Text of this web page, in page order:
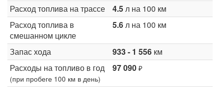
Расход топлива на трассе 4.5л на 100 км
Расход топлива в
смешанном цикле
5.6л на 100 км
Запас хода 933 - 1 556 км
Расходы на топливо в год
(при пробеге 100 км в день)
97 090 ₽